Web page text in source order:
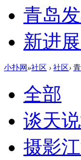
青岛
新进
小扑网 »社区 › 社区›
全部
谈天
摄影